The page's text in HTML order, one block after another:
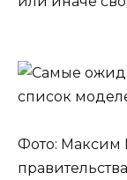
Фото: Максим